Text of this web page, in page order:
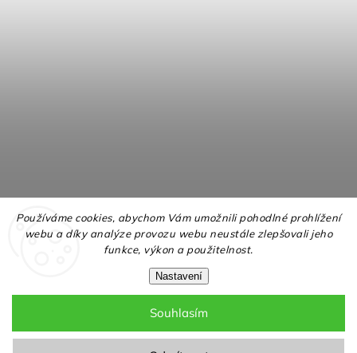
Používáme cookies, abychom Vám umožnili pohodlné prohlížení
webu a díky analýze provozu webu neustále zlepšovali jeho
funkce, výkon a použitelnost.
Nastavení
Souhlasím
Copyright 2026NELLY.cz. Všechna práva vyhrazena.
Upravit nastavení cookies